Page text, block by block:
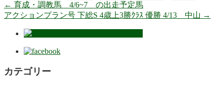
← 育成・調教馬 4/6~7 の出走予定馬
アクションプラン号 下総S 4歳上3勝ｸﾗｽ 優勝 4/13 中山 →
カテゴリー